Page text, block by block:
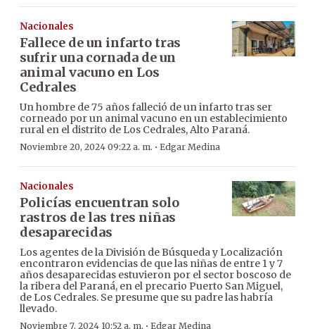
Nacionales
Fallece de un infarto tras
sufrir una cornada de un
animal vacuno en Los
Cedrales
Un hombre de 75 años falleció de un infarto tras ser
corneado por un animal vacuno en un establecimiento
rural en el distrito de Los Cedrales, Alto Paraná.
Noviembre 20, 2024 09:22 a. m. · Edgar Medina
Nacionales
Policías encuentran solo
rastros de las tres niñas
desaparecidas
Los agentes de la División de Búsqueda y Localización
encontraron evidencias de que las niñas de entre 1 y 7
años desaparecidas estuvieron por el sector boscoso de
la ribera del Paraná, en el precario Puerto San Miguel,
de Los Cedrales. Se presume que su padre las habría
llevado.
Noviembre 7, 2024 10:52 a. m. Edgar Medina